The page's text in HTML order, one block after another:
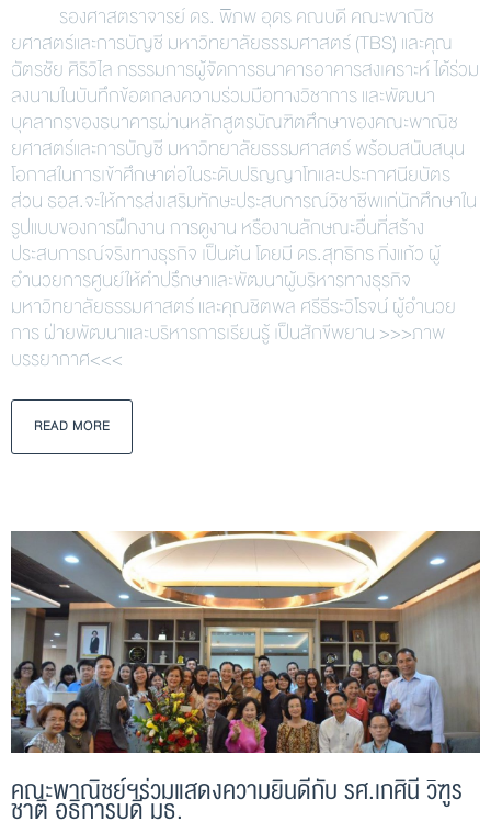
รองศาสตราจารย์ ดร. พิภพ อุดร คณบดี คณะพาณิช
ยศาสตร์และการบัญชี มหาวิทยาลัยธรรมศาสตร์ (TBS) และคุณ
ฉัตรชัย ศิริวิไล กรรรมการผู้จัดการธนาคารอาคารสงเคราะห์ ได้ร่วม
ลงนามในบันทึกข้อตกลงความร่วมมือทางวิชาการ และพัฒนา
บุคลากรของธนาคารผ่านหลักสูตรบัณฑิตศึกษาของคณะพาณิช
ยศาสตร์และการบัญชี มหาวิทยาลัยธรรมศาสตร์ พร้อมสนับสนุน
โอกาสในการเข้าศึกษาต่อในระดับปริญญาโทและประกาศนียบัตร
ส่วน ธอส.จะให้การส่งเสริมทักษะประสบการณ์วิชาชีพแก่นักศึกษาใน
รูปแบบของการฝึกงาน การดูงาน หรืองานลักษณะอื่นที่สร้าง
ประสบการณ์จริงทางธุรกิจ เป็นต้น โดยมี ดร.สุทธิกร กิ่งแก้ว ผู้
อำนวยการศูนย์ให้คำปรึกษาและพัฒนาผู้บริหารทางธุรกิจ
มหาวิทยาลัยธรรมศาสตร์ และคุณชิตพล ศรีธีระวิโรจน์ ผู้อำนวย
การ ฝ่ายพัฒนาและบริหารการเรียนรู้ เป็นสักขีพยาน >>>ภาพ
บรรยากาศ<<<
READ MORE
คณะพาณิชย์ฯร่วมแสดงความยินดีกับ รศ.เกศินี วิฑูร
ชาติ อธิการบดี มธ.